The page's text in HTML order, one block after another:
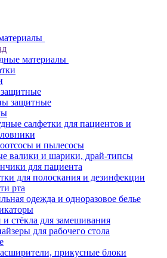
материалы
защитные
салфетки для пациентов и
и пылесосы
валики и шарики, драй-типсы
для пациента
для полоскания и дезинфекции
рта
одежда и одноразовое белье
и стёкла для замешивания
для рабочего стола
прикусные блоки